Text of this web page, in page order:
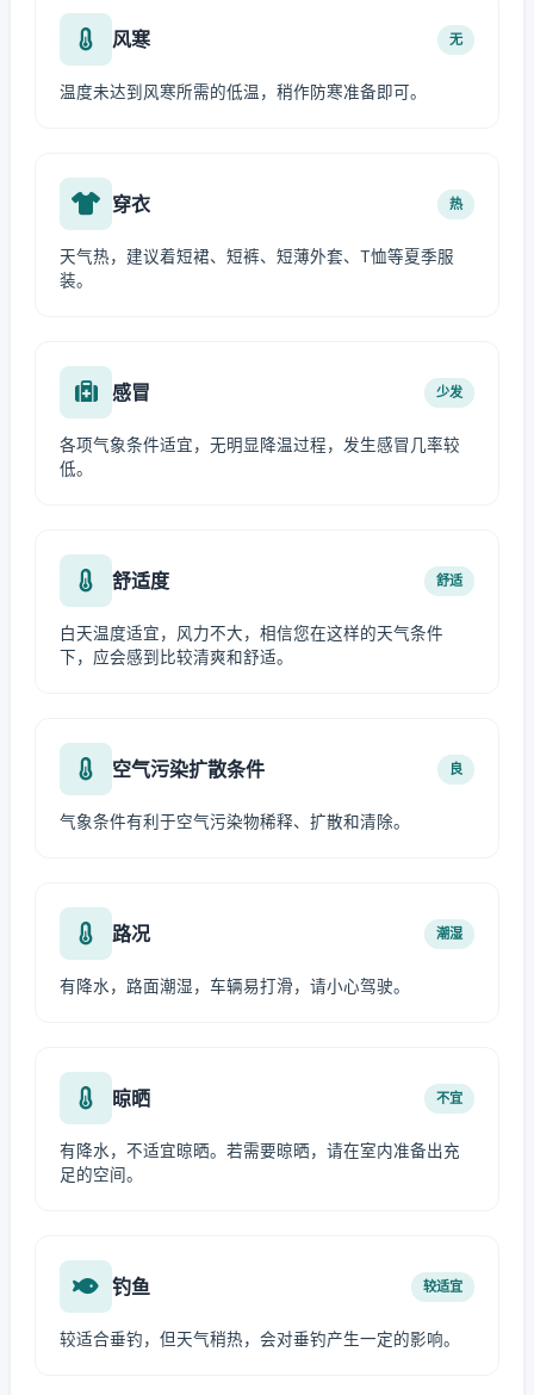
风寒 无
温度未达到风寒所需的低温，稍作防寒准备即可。
穿衣 热
天气热，建议着短裙、短裤、短薄外套、T恤等夏季服
装。
感冒 少发
各项气象条件适宜，无明显降温过程，发生感冒几率较
低。
舒适度 舒适
白天温度适宜，风力不大，相信您在这样的天气条件
下，应会感到比较清爽和舒适。
空气污染扩散条件 良
气象条件有利于空气污染物稀释、扩散和清除。
路况 潮湿
有降水，路面潮湿，车辆易打滑，请小心驾驶。
晾晒 不宜
有降水，不适宜晾晒。若需要晾晒，请在室内准备出充
足的空间。
钓鱼 较适宜
较适合垂钓，但天气稍热，会对垂钓产生一定的影响。